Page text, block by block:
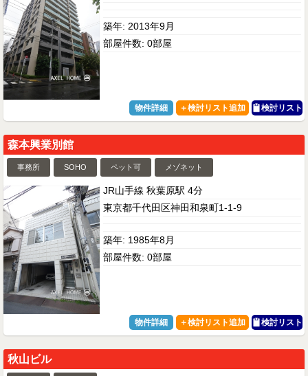
築年: 2013年9月
部屋件数: 0部屋
物件詳細 検討リスト
森本興業別館
事務所 SOHO ペット可 メゾネット
JR山手線 秋葉原駅 4分
東京都千代田区神田和泉町1-1-9
築年: 1985年8月
部屋件数: 0部屋
物件詳細 検討リスト
秋山ビル